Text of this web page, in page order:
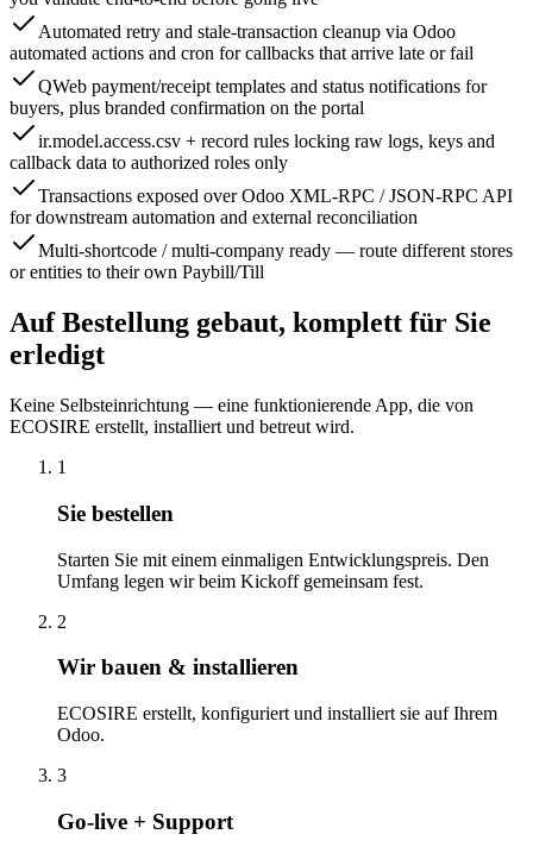
Automated retry and stale-transaction cleanup via Odoo
automated actions and cron for callbacks that arrive late or fail
QWeb payment/receipt templates and status notifications for
buyers, plus branded confirmation on the portal
ir.model.access.csv + record rules locking raw logs, keys and
callback data to authorized roles only
Transactions exposed over Odoo XML-RPC / JSON-RPC API
for downstream automation and external reconciliation
Multi-shortcode / multi-company ready — route different stores
or entities to their own Paybill/Till
Auf Bestellung gebaut, komplett für Sie
erledigt
Keine Selbsteinrichtung — eine funktionierende App, die von
ECOSIRE erstellt, installiert und betreut wird.
1
Sie bestellen
Starten Sie mit einem einmaligen Entwicklungspreis. Den
Umfang legen wir beim Kickoff gemeinsam fest.
2
Wir bauen & installieren
ECOSIRE erstellt, konfiguriert und installiert sie auf Ihrem
Odoo.
3
Go-live + Support